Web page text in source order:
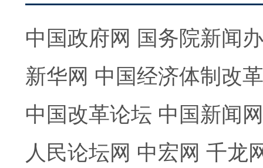
中国政府网 国务院新闻
新华网 中国经济体制改
中国改革论坛 中国新闻网
人民论坛网 中宏网 千龙